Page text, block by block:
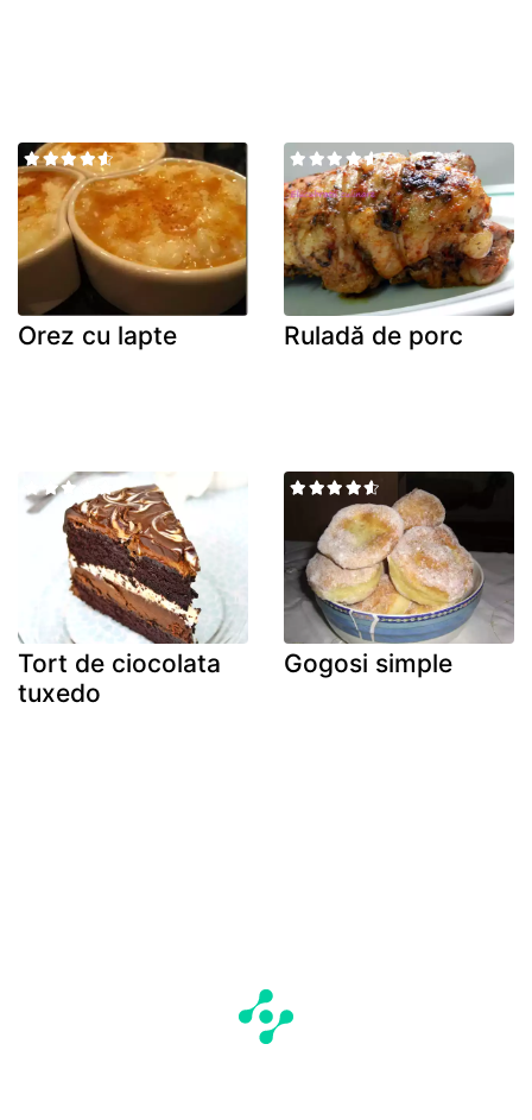
Orez cu lapte Ruladă de porc
Tort de ciocolata
tuxedo
Gogosi simple